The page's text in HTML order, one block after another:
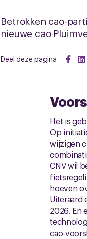
Betrokken cao-
nieuwe cao
Deel deze pagina
Het is
Op
wijzigen
CNV wil
hoeven
Uiteraard
2026. En
cao-